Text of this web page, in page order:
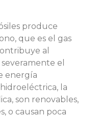
produce
que es el gas
al
el
energía
la
son renovables,
o causan poca